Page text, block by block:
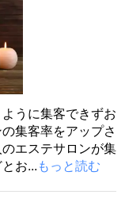
うに集客できずお
集客率をアップさ
エステサロンが集
お... もっと読む